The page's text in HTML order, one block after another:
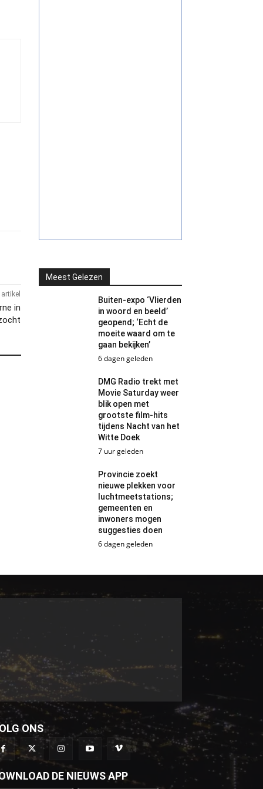
in
Meest Gelezen
Buiten-expo ‘Vlierden
in woord en beeld’
geopend; ‘Echt de
moeite waard om te
gaan bekijken’
6 dagen geleden
DMG Radio trekt met
Movie Saturday weer
blik open met
grootste film-hits
tijdens Nacht van het
Witte Doek
7 uur geleden
Provincie zoekt
nieuwe plekken voor
luchtmeetstations;
gemeenten en
inwoners mogen
suggesties doen
6 dagen geleden
ONS
DE NIEUWS APP